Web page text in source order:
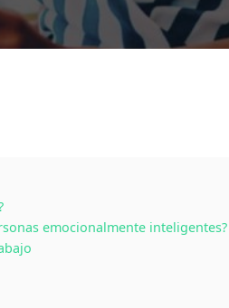
emocionalmente inteligentes?